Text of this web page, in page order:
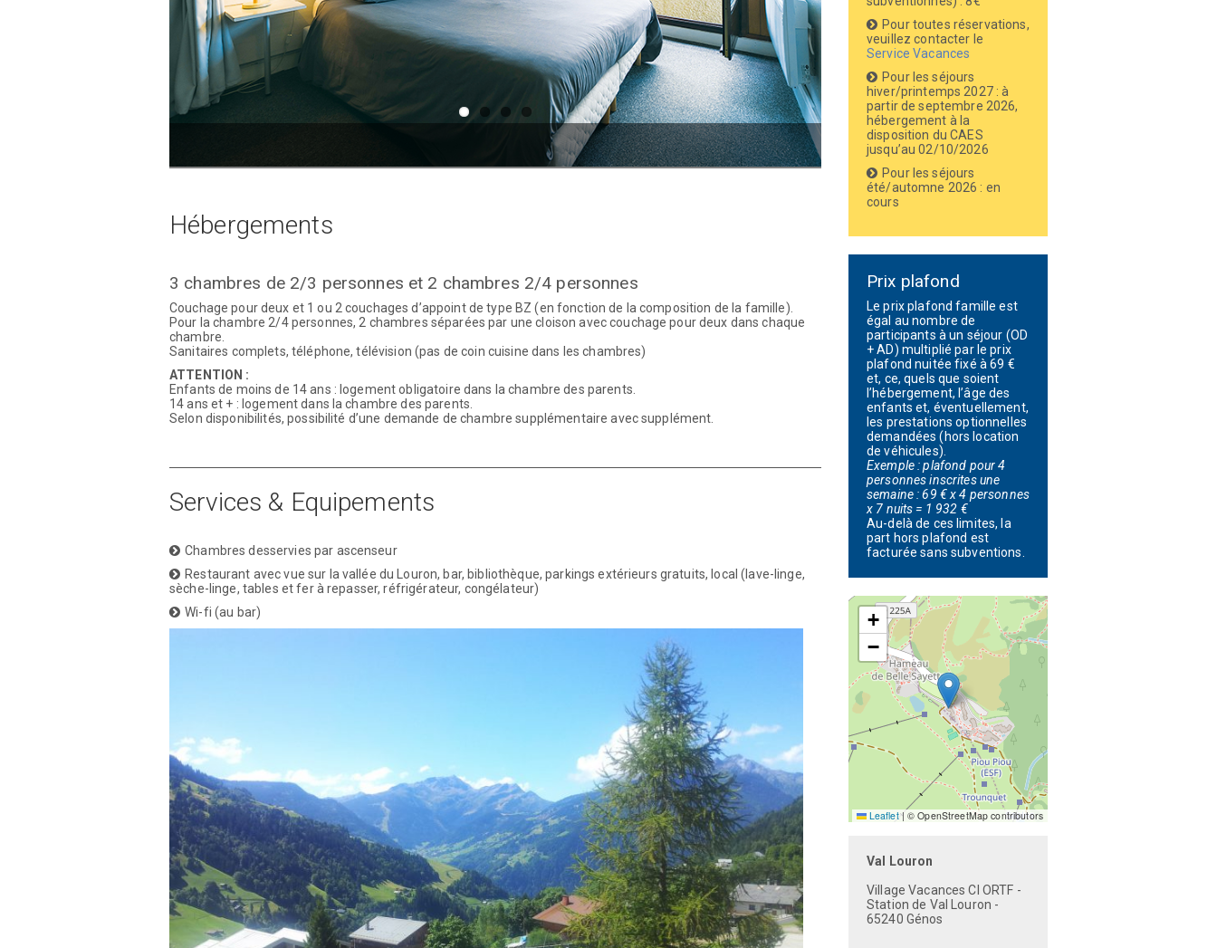
Hébergements
3 chambres de 2/3 personnes et 2 chambres 2/4 personnes
Couchage pour deux et 1 ou 2 couchages d’appoint de type BZ (en fonction de la composition de la famille).
Pour la chambre 2/4 personnes, 2 chambres séparées par une cloison avec couchage pour deux dans chaque
chambre.
Sanitaires complets, téléphone, télévision (pas de coin cuisine dans les chambres)
ATTENTION :
Enfants de moins de 14 ans : logement obligatoire dans la chambre des parents.
14 ans et + : logement dans la chambre des parents.
Selon disponibilités, possibilité d’une demande de chambre supplémentaire avec supplément.
Services & Equipements
Chambres desservies par ascenseur
Restaurant avec vue sur la vallée du Louron, bar, bibliothèque, parkings extérieurs gratuits, local (lave-linge,
sèche-linge, tables et fer à repasser, réfrigérateur, congélateur)
Wi-fi (au bar)
Pour toutes réservations,
veuillez contacter le
Service Vacances
Pour les séjours
hiver/printemps 2027 : à
partir de septembre 2026,
hébergement à la
disposition du CAES
jusqu’au 02/10/2026
Pour les séjours
été/automne 2026 : en
cours
Prix plafond
Le prix plafond famille est
égal au nombre de
participants à un séjour (OD
+ AD) multiplié par le prix
plafond nuitée fixé à 69 €
et, ce, quels que soient
l’hébergement, l’âge des
enfants et, éventuellement,
les prestations optionnelles
demandées (hors location
de véhicules).
Exemple : plafond pour 4
personnes inscrites une
semaine : 69 € x 4 personnes
x 7 nuits = 1 932 €
Au-delà de ces limites, la
part hors plafond est
facturée sans subventions.
+
−
Leaflet | © OpenStreetMap contributors
Val Louron
Village Vacances CI ORTF -
Station de Val Louron -
65240 Génos